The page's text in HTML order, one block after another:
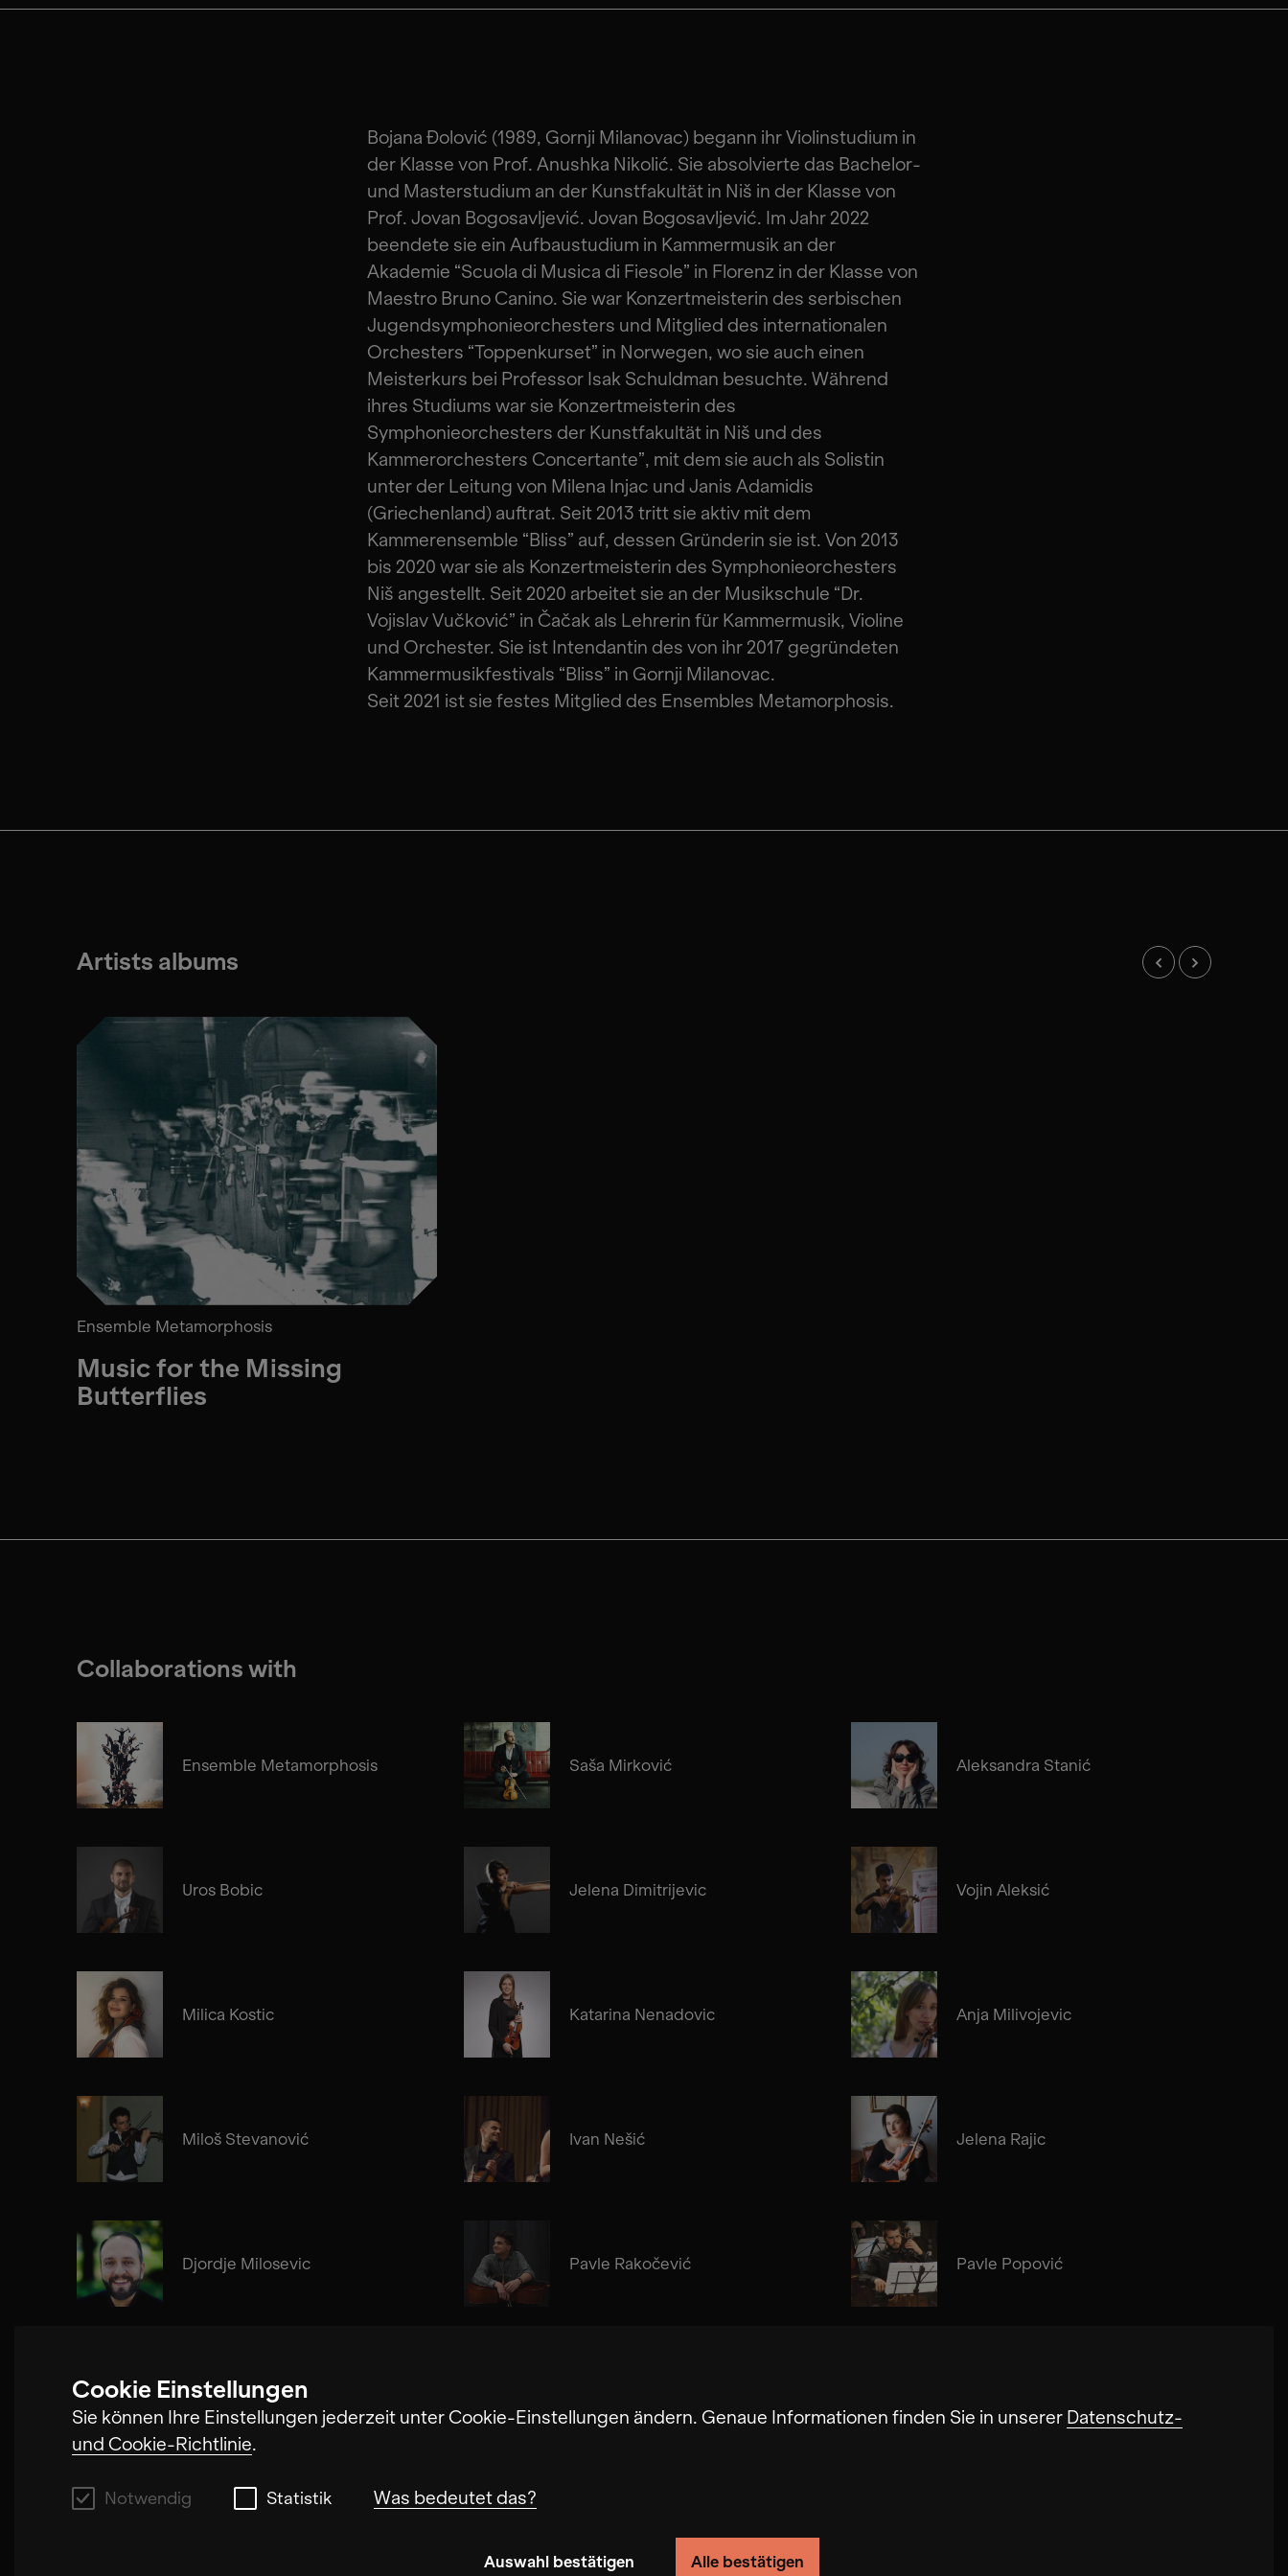
Cookie Einstellungen
Sie können Ihre Einstellungen jederzeit unter Cookie-Einstellungen ändern. Genaue Informationen finden Sie in unserer Datenschutz-
und Cookie-Richtlinie.
Notwendig Statistik Was bedeutet das?
Auswahl bestätigen Alle bestätigen
Bojana Đolović (1989, Gornji Milanovac) begann ihr Violinstudium in
der Klasse von Prof. Anushka Nikolić. Sie absolvierte das Bachelor-
und Masterstudium an der Kunstfakultät in Niš in der Klasse von
Prof. Jovan Bogosavljević. Jovan Bogosavljević. Im Jahr 2022
beendete sie ein Aufbaustudium in Kammermusik an der
Akademie “Scuola di Musica di Fiesole” in Florenz in der Klasse von
Maestro Bruno Canino. Sie war Konzertmeisterin des serbischen
Jugendsymphonieorchesters und Mitglied des internationalen
Orchesters “Toppenkurset” in Norwegen, wo sie auch einen
Meisterkurs bei Professor Isak Schuldman besuchte. Während
ihres Studiums war sie Konzertmeisterin des
Symphonieorchesters der Kunstfakultät in Niš und des
Kammerorchesters Concertante”, mit dem sie auch als Solistin
unter der Leitung von Milena Injac und Janis Adamidis
(Griechenland) auftrat. Seit 2013 tritt sie aktiv mit dem
Kammerensemble “Bliss” auf, dessen Gründerin sie ist. Von 2013
bis 2020 war sie als Konzertmeisterin des Symphonieorchesters
Niš angestellt. Seit 2020 arbeitet sie an der Musikschule “Dr.
Vojislav Vučković” in Čačak als Lehrerin für Kammermusik, Violine
und Orchester. Sie ist Intendantin des von ihr 2017 gegründeten
Kammermusikfestivals “Bliss” in Gornji Milanovac.
Seit 2021 ist sie festes Mitglied des Ensembles Metamorphosis.
Artists albums
Ensemble Metamorphosis
Music for the Missing
Butterflies
Collaborations with
Ensemble Metamorphosis Saša Mirković Aleksandra Stanić
Uros Bobic Jelena Dimitrijevic Vojin Aleksić
Milica Kostic Katarina Nenadovic Anja Milivojevic
Miloš Stevanović Ivan Nešić Jelena Rajic
Djordje Milosevic Pavle Rakočević Pavle Popović
Nikola Buljančević